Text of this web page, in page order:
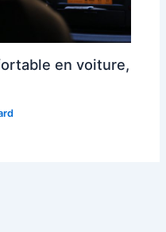
en voiture,